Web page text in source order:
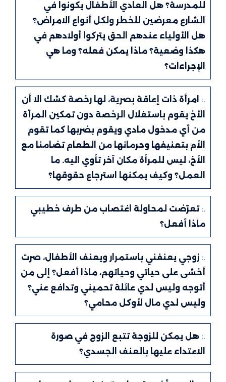
للمدرسة؟ هل العادي الأطفال يكونوا في
الشارع معرضين للخطر ولكل أنواع الامراض؟
هل الأولياء عندهم الحق يتركوا أولادهم في
هكذا وضعية؟ ماذا يمكن فعله؟ وما هي
الإجراءات؟
امرأة ذات إعاقة بصرية، لها رخصة كشك الا أن
الأخ يقوم باستغلال الرخصة دون تمكين المرأة
من أي مدخول مادي ويقوم بضربها كما تقوم
الأم بتعنيفها وحرمانها من الطعام تضامنا مع
الأخ، ليس للمرأة مكان آخر تأوي اليه. ما
العمل؟ وكيف يمكنها استرجاع حقوقها؟
تعرّضت لمحاولة اغتصاب من طرف خطيبي
ماذا أفعل؟
زوجي يعنفني باستمرار ويعنف الأطفال، صرت
أخشى على حياتي وحياتهم، ماذا أفعل؟ إلى من
أتوجه وليس لدي عائلة تحميني وتدافع عني؟
وليس لدي مال لأوكل محامي؟
هل يمكن للزوجة تتبع الزوج في صورة
الاعتداء عليها بالعنف الجسدي؟